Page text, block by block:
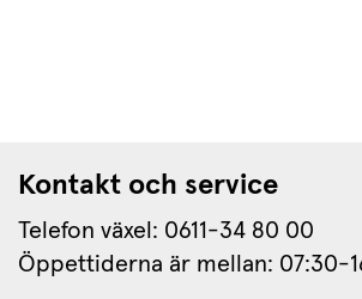
Kontakt och service
Telefon växel: 0611-34 80 00
Öppettiderna är mellan: 07:30-